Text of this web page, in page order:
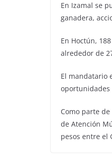
En Izamal se
ganadera,
En Hoctún,
alrededor de
El mandatario
oportunidades
Como parte
de Atención
pesos entre el